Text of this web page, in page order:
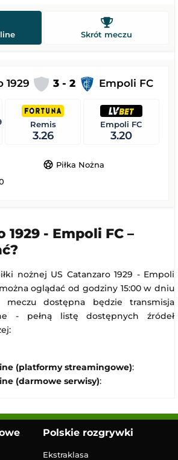
Skrót meczu
1929 3 - 2 Empoli FC
Remis
3.26
Empoli FC
3.20
sports_soccer Piłka Nożna
1929 - Empoli FC –
nożnej US Catanzaro 1929 - Empoli
oglądać od godziny 15:00 w dniu
meczu dostępna będzie transmisja
- pełną listę dostępnych źródeł
(platformy streamingowe):
(darmowe serwisy):
Polskie rozgrywki
Ekstraklasa